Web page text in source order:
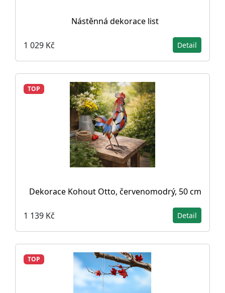
Nástěnná dekorace list
1 029 Kč Detail
TOP
Dekorace Kohout Otto, červenomodrý, 50 cm
1 139 Kč Detail
TOP